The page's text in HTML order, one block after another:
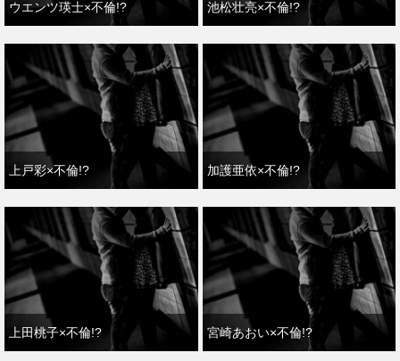
ウエンツ瑛士×不倫!? 池松壮亮×不倫!?
上戸彩×不倫!? 加護亜依×不倫!?
上田桃子×不倫!? 宮崎あおい×不倫!?